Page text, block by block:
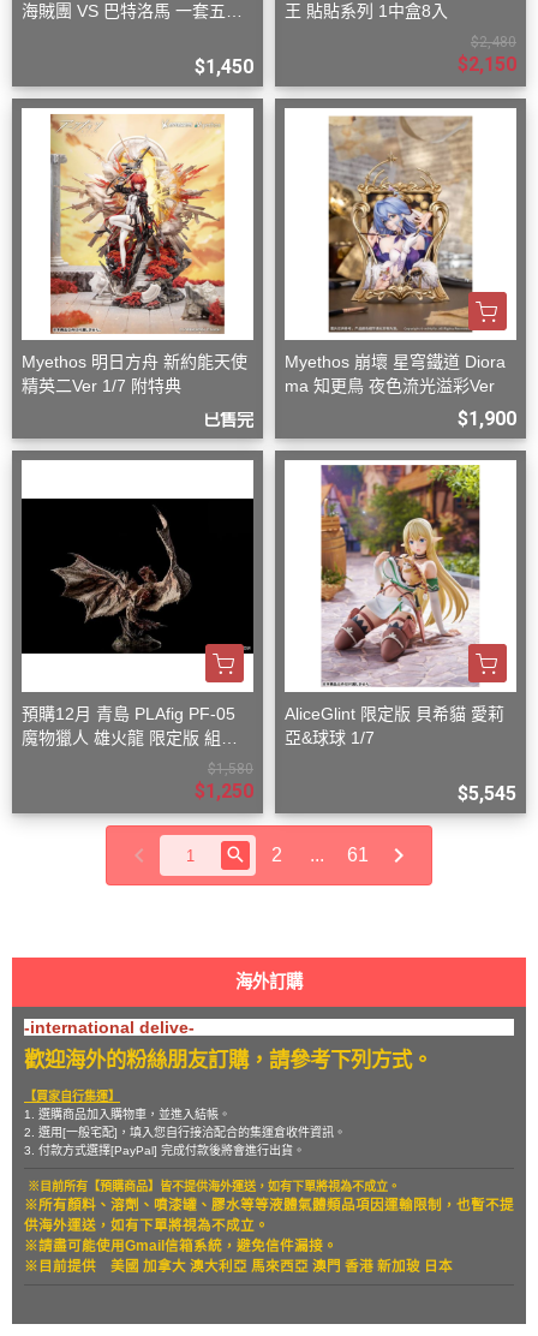
海賊團 VS 巴特洛馬 一套五款
$1,450
王 貼貼系列 1中盒8入
$2,480
$2,150
Myethos 明日方舟 新約能天使
精英二Ver 1/7 附特典
已售完
Myethos 崩壞 星穹鐵道 Diora
ma 知更鳥 夜色流光溢彩Ver
$1,900
預購12月 青島 PLAfig PF-05
魔物獵人 雄火龍 限定版 組裝
$1,580
$1,250
AliceGlint 限定版 貝希貓 愛莉
亞&球球 1/7
$5,545
2 ... 61
海外訂購
-international delive-
歡迎海外的粉絲朋友訂購，請參考下列方式。
【買家自行集運】
1. 選購商品加入購物車，並進入結帳。
2. 選用[一般宅配]，填入您自行接洽配合的集運倉收件資訊。
3. 付款方式選擇[PayPal] 完成付款後將會進行出貨。
※目前所有【預購商品】皆不提供海外運送，如有下單將視為不成立。
※所有顏料、溶劑、噴漆罐、膠水等等液體氣體類品項因運輸限制，也暫不提
供海外運送，如有下單將視為不成立。
※請盡可能使用Gmail信箱系統，避免信件漏接。
※目前提供 美國 加拿大 澳大利亞 馬來西亞 澳門 香港 新加玻 日本